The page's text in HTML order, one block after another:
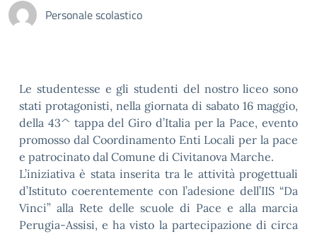
Personale scolastico
Le studentesse e gli studenti del nostro liceo sono
stati protagonisti, nella giornata di sabato 16 maggio,
della 43^ tappa del Giro d’Italia per la Pace, evento
promosso dal Coordinamento Enti Locali per la pace
e patrocinato dal Comune di Civitanova Marche.
L’iniziativa è stata inserita tra le attività progettuali
d’Istituto coerentemente con l’adesione dell’IIS “Da
Vinci” alla Rete delle scuole di Pace e alla marcia
Perugia-Assisi, e ha visto la partecipazione di circa